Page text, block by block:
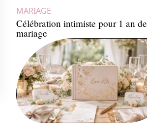
MARIAGE
Célébration intimiste pour 1 an de
mariage